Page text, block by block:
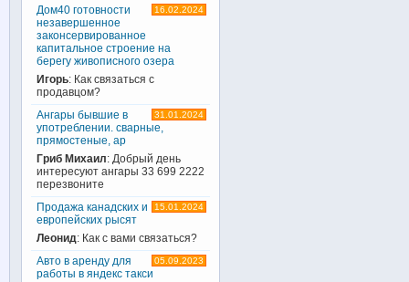
16.02.2024
Дом40 готовности
незавершенное
законсервированное
капитальное строение на
берегу живописного озера
Игорь: Как связаться с
продавцом?
31.01.2024
Ангары бывшие в
употреблении. сварные,
прямостеные, ар
Гриб Михаил: Добрый день
интересуют ангары 33 699 2222
перезвоните
15.01.2024
Продажа канадских и
европейских рысят
Леонид: Как с вами связаться?
05.09.2023
Авто в аренду для
работы в яндекс такси